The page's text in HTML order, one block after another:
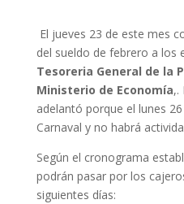
El jueves 23 de este mes
del sueldo de febrero a los
Tesoreria General de la
Ministerio de Economía,.
adelantó porque el lunes
Carnaval y no habrá
Según el cronograma
podrán pasar por los
siguientes días: